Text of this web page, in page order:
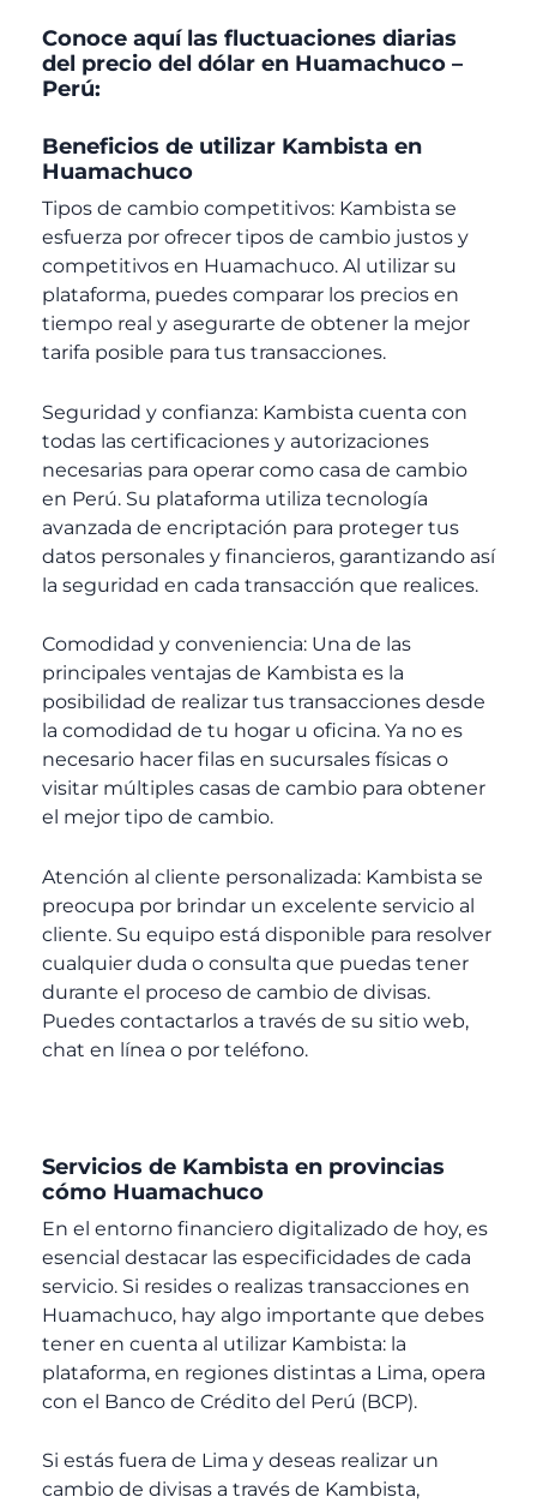
Conoce aquí las fluctuaciones diarias
del precio del dólar en Huamachuco –
Perú:
Beneficios de utilizar Kambista en
Huamachuco
Tipos de cambio competitivos: Kambista se
esfuerza por ofrecer tipos de cambio justos y
competitivos en Huamachuco. Al utilizar su
plataforma, puedes comparar los precios en
tiempo real y asegurarte de obtener la mejor
tarifa posible para tus transacciones.
Seguridad y confianza: Kambista cuenta con
todas las certificaciones y autorizaciones
necesarias para operar como casa de cambio
en Perú. Su plataforma utiliza tecnología
avanzada de encriptación para proteger tus
datos personales y financieros, garantizando así
la seguridad en cada transacción que realices.
Comodidad y conveniencia: Una de las
principales ventajas de Kambista es la
posibilidad de realizar tus transacciones desde
la comodidad de tu hogar u oficina. Ya no es
necesario hacer filas en sucursales físicas o
visitar múltiples casas de cambio para obtener
el mejor tipo de cambio.
Atención al cliente personalizada: Kambista se
preocupa por brindar un excelente servicio al
cliente. Su equipo está disponible para resolver
cualquier duda o consulta que puedas tener
durante el proceso de cambio de divisas.
Puedes contactarlos a través de su sitio web,
chat en línea o por teléfono.
Servicios de Kambista en provincias
cómo Huamachuco
En el entorno financiero digitalizado de hoy, es
esencial destacar las especificidades de cada
servicio. Si resides o realizas transacciones en
Huamachuco, hay algo importante que debes
tener en cuenta al utilizar Kambista: la
plataforma, en regiones distintas a Lima, opera
con el Banco de Crédito del Perú (BCP).
Si estás fuera de Lima y deseas realizar un
cambio de divisas a través de Kambista,